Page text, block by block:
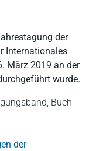
der
Internationales
März 2019 an der
wurde.
Buch
der